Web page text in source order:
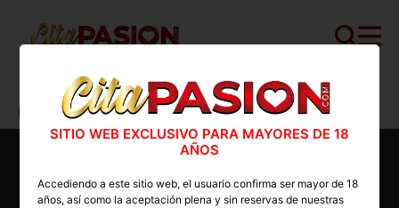
Cita PASION.COM>Escorts>Castellón >Borriana
Eva
SITIO WEB EXCLUSIVO PARA MAYORES DE 18
AÑOS
Accediendo a este sitio web, el usuario confirma ser mayor de 18
años, así como la aceptación plena y sin reservas de nuestras